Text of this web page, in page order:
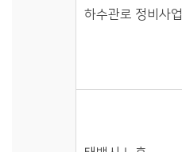
하수관로 정비사업